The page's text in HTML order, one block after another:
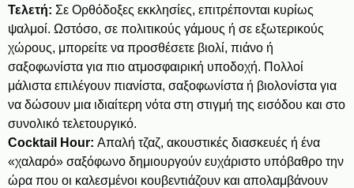
Τελετή: Σε Ορθόδοξες εκκλησίες, επιτρέπονται κυρίως
ψαλμοί. Ωστόσο, σε πολιτικούς γάμους ή σε εξωτερικούς
χώρους, μπορείτε να προσθέσετε βιολί, πιάνο ή
σαξοφωνίστα για πιο ατμοσφαιρική υποδοχή. Πολλοί
μάλιστα επιλέγουν πιανίστα, σαξοφωνίστα ή βιολονίστα για
να δώσουν μια ιδιαίτερη νότα στη στιγμή της εισόδου και στο
συνολικό τελετουργικό.
Cocktail Hour: Απαλή τζαζ, ακουστικές διασκευές ή ένα
«χαλαρό» σαξόφωνο δημιουργούν ευχάριστο υπόβαθρο την
ώρα που οι καλεσμένοι κουβεντιάζουν και απολαμβάνουν